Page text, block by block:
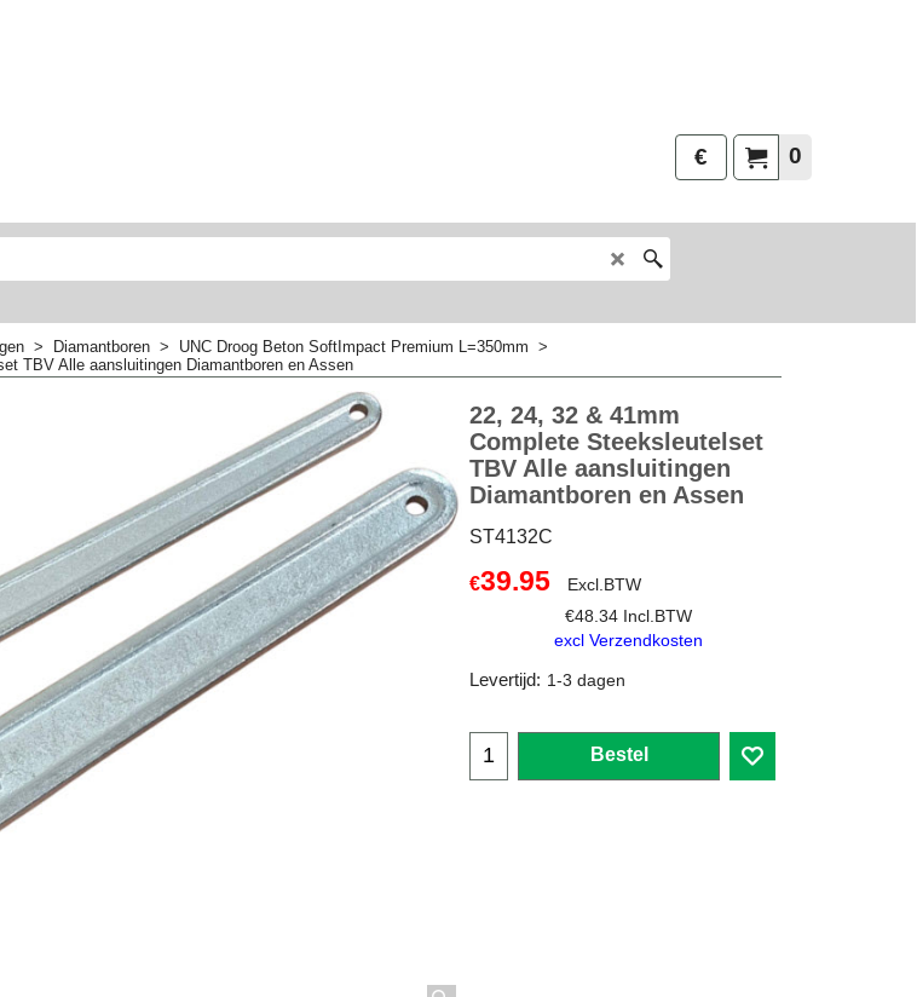
0
€
> Diamantboren > UNC Droog Beton SoftImpact Premium L=350mm >
TBV Alle aansluitingen Diamantboren en Assen
22, 24, 32 & 41mm
Complete Steeksleutelset
TBV Alle aansluitingen
Diamantboren en Assen
ST4132C
€39.95
Excl.BTW
€48.34 Incl.BTW
excl Verzendkosten
Levertijd: 1-3 dagen
Bestel